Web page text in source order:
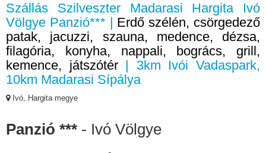
Szállás Szilveszter Madarasi Hargita Ivó
Völgye Panzió*** | Erdő szélén, csörgedező
patak, jacuzzi, szauna, medence, dézsa,
filagória, konyha, nappali, bogrács, grill,
kemence, játszótér| 3km Ivói Vadaspark,
10km Madarasi Sípálya
Ivó, Hargita megye
Panzió *** - Ivó Völgye